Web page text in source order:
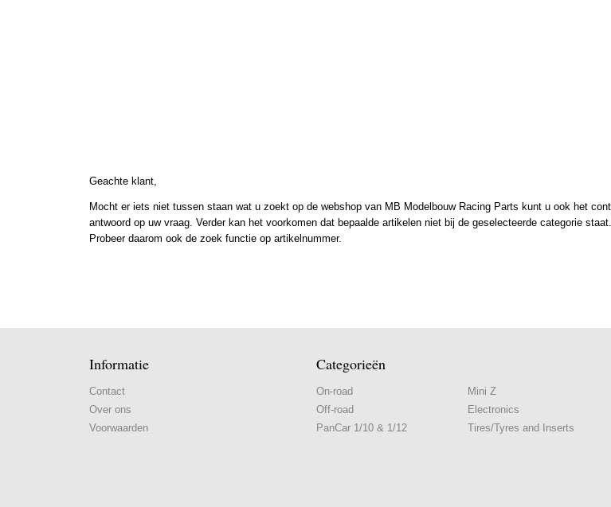
Geachte klant,
Mocht er iets niet tussen staan wat u zoekt op de webshop van MB Modelbouw Racing Parts kunt u ook het
antwoord op uw vraag. Verder kan het voorkomen dat bepaalde artikelen niet bij de geselecteerde categorie
Probeer daarom ook de zoek functie op artikelnummer.
Informatie
Contact
Over ons
Voorwaarden
Categorieën
On-road
Off-road
PanCar 1/10 & 1/12
Mini Z
Electronics
Tires/Tyres and Inserts